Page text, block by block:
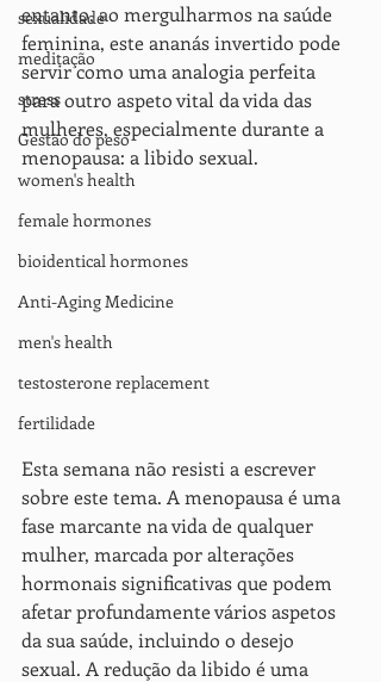
sexualidade
meditação
stress
Gestão do peso
women's health
female hormones
bioidentical hormones
Anti-Aging Medicine
men's health
testosterone replacement
fertilidade
entanto, ao mergulharmos na saúde
feminina, este ananás invertido pode
servir como uma analogia perfeita
para outro aspeto vital da vida das
mulheres, especialmente durante a
menopausa: a libido sexual.
Esta semana não resisti a escrever
sobre este tema. A menopausa é uma
fase marcante na vida de qualquer
mulher, marcada por alterações
hormonais significativas que podem
afetar profundamente vários aspetos
da sua saúde, incluindo o desejo
sexual. A redução da libido é uma